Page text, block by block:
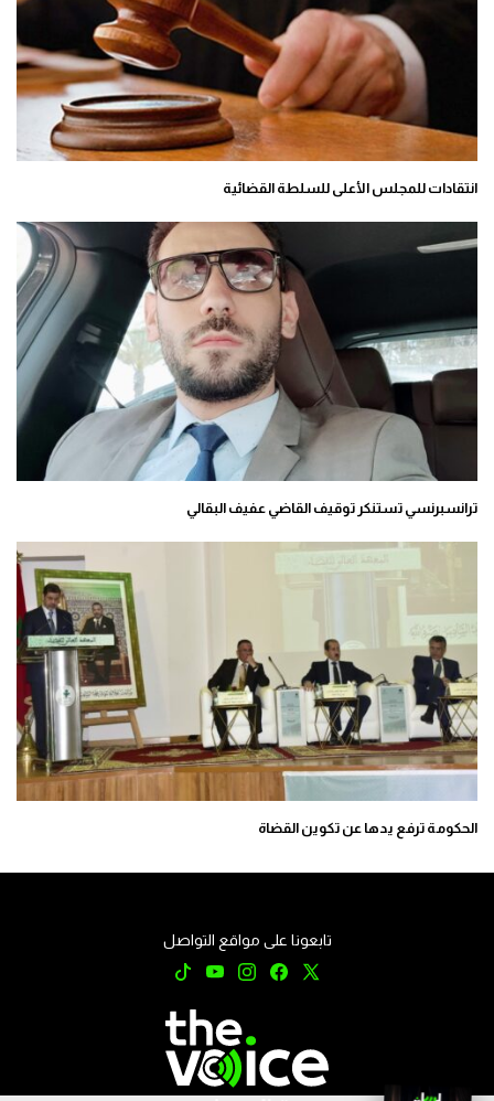
انتقادات للمجلس الأعلى للسلطة القضائية
ترانسبرنسي تستنكر توقيف القاضي عفيف البقالي
الحكومة ترفع يدها عن تكوين القضاة
تابعونا على مواقع التواصل